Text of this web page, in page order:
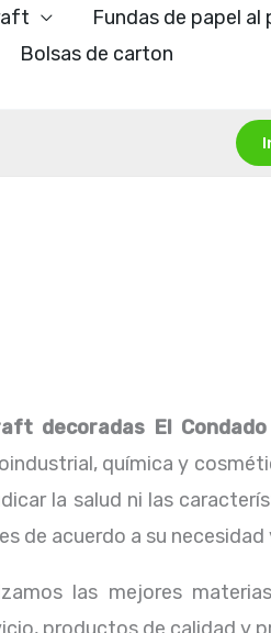
Fundas de papel al
Bolsas de carton
decoradas El Condado
química y
la salud ni las
de acuerdo a su necesidad
las mejores